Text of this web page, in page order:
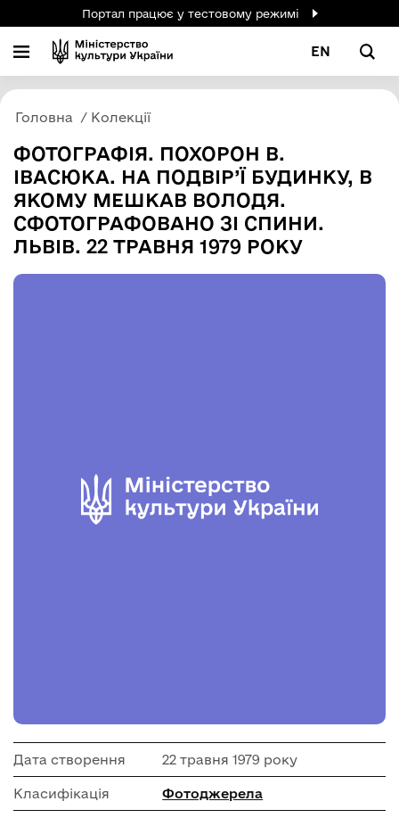
Портал працює у тестовому режимі
EN
Головна Колекції
ФОТОГРАФІЯ. ПОХОРОН В.
ІВАСЮКА. НА ПОДВІР’Ї БУДИНКУ, В
ЯКОМУ МЕШКАВ ВОЛОДЯ.
СФОТОГРАФОВАНО ЗІ СПИНИ.
ЛЬВІВ. 22 ТРАВНЯ 1979 РОКУ
Дата створення 22 травня 1979 року
Класифікація Фотоджерела